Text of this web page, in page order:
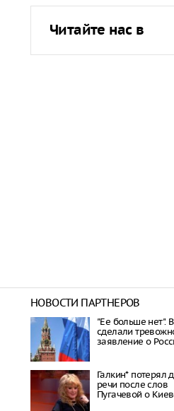
Читайте нас в
НОВОСТИ ПАРТНЕРОВ
"Ее больше нет".
сделали
заявление о
Галкин* потерял
речи после слов
Пугачевой о